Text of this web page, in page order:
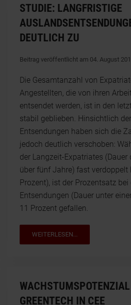
STUDIE: LANGFRISTIGE
DEUTLICH ZU
Beitrag veröffentlicht am 04. August
Die Gesamtanzahl von
Angestellten, die von ihren
entsendet werden, ist in den
stabil geblieben. Hinsichtlich
Entsendungen haben sich die
jedoch deutlich verschoben:
der Langzeit-Expatriates (Dauer
über fünf Jahre) fast
Prozent), ist der Prozentsatz bei
Entsendungen (Dauer unter
11 Prozent gefallen.
WEITERLESEN...
GREENTECH IN CEE